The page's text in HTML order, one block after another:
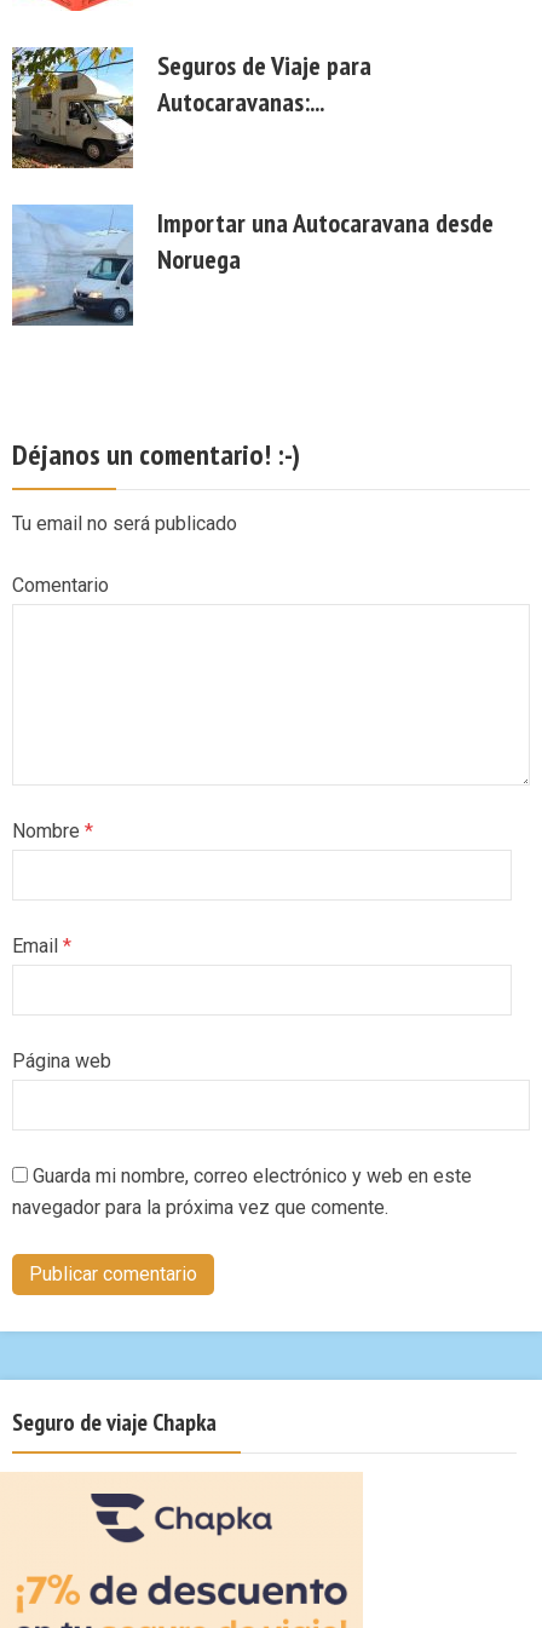
Seguros de Viaje para
Autocaravanas:...
Importar una Autocaravana desde
Noruega
Déjanos un comentario! :-)
Tu email no será publicado
Comentario
Nombre *
Email *
Página web
Guarda mi nombre, correo electrónico y web en este
navegador para la próxima vez que comente.
Seguro de viaje Chapka